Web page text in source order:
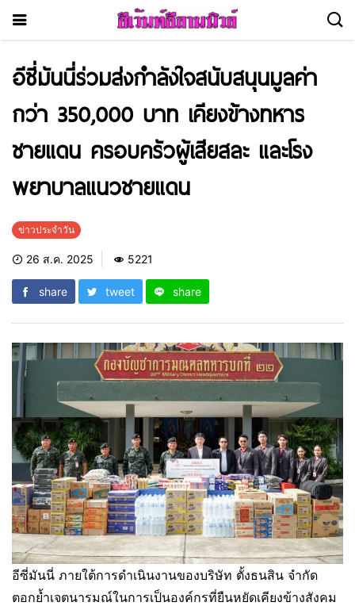
อีซี่มันนี่ร่วมส่งกำลังใจสนับสนุนมูลค่า
กว่า 350,000 บาท เคียงข้างทหาร
ชายแดน ครอบครัวผู้เสียสละ และโรง
พยาบาลแนวชายแดน
ข่าวประจำวัน
26 ส.ค. 2025 5221
share tweet share
อีซี่มันนี่ ภายใต้การดำเนินงานของบริษัท ตั้งธนสิน จำกัด
ตอกย้ำเจตนารมณ์ในการเป็นองค์กรที่ยืนหยัดเคียงข้างสังคม